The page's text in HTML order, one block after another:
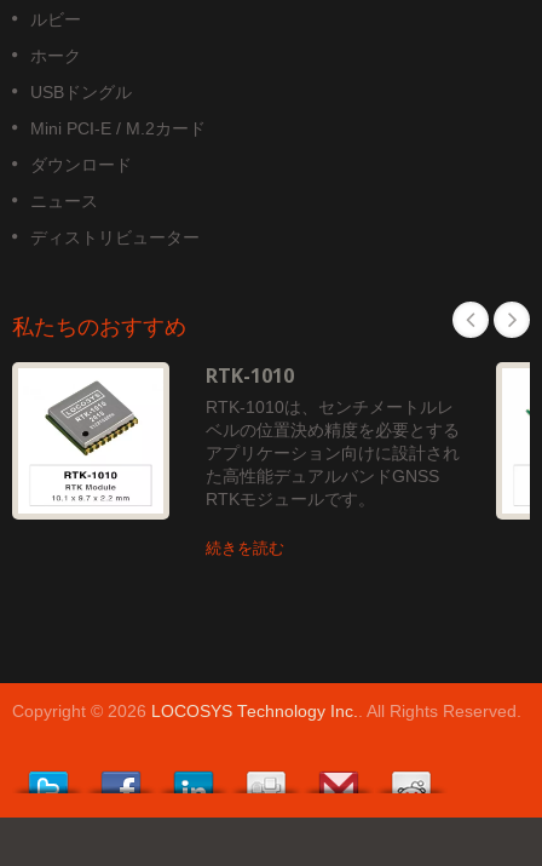
ルビー
ホーク
USBドングル
Mini PCI-E / M.2カード
ダウンロード
ニュース
ディストリビューター
私たちのおすすめ
RTK-1010
RTK-1010は、センチメートルレ
ベルの位置決め精度を必要とする
アプリケーション向けに設計され
た高性能デュアルバンドGNSS
RTKモジュールです。
続きを読む
Copyright © 2026 LOCOSYS Technology Inc.. All Rights Reserved.